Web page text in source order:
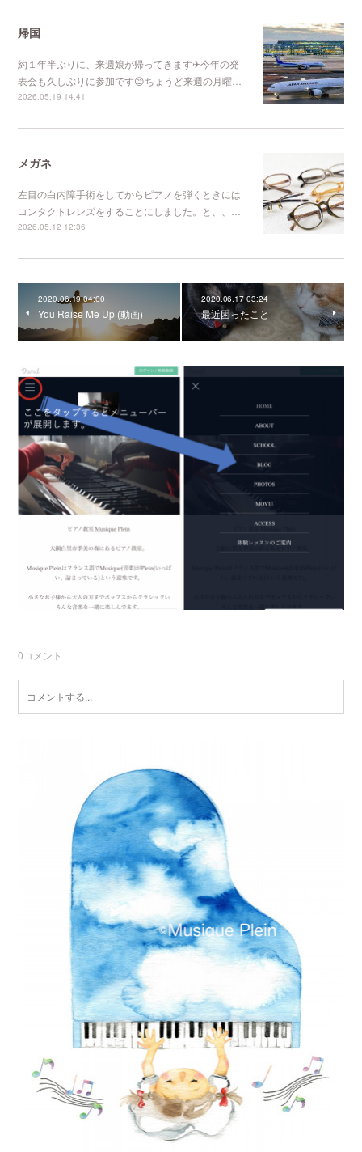
帰国
約１年半ぶりに、来週娘が帰ってきます✈今年の発
表会も久しぶりに参加です😊ちょうど来週の月曜…
2026.05.19 14:41
メガネ
左目の白内障手術をしてからピアノを弾くときには
コンタクトレンズをすることにしました。と、、…
2026.05.12 12:36
2020.06.19 04:00
You Raise Me Up (動画)
2020.06.17 03:24
最近困ったこと
0コメント